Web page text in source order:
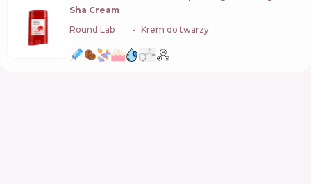
Sha Cream
Round Lab
Krem do twarzy